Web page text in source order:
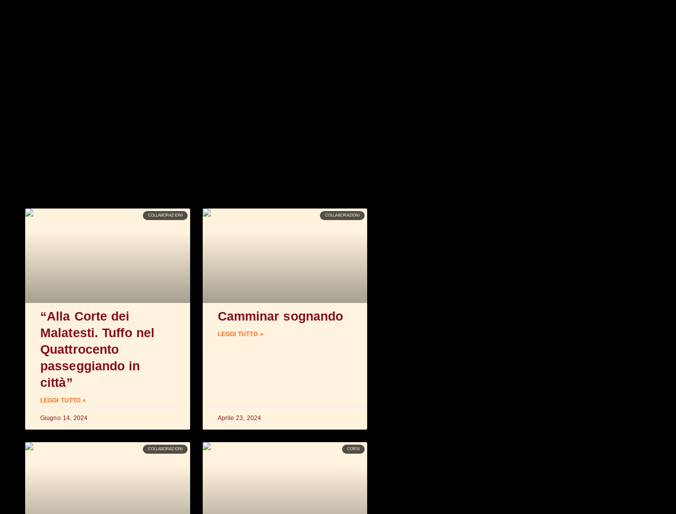
COLLABORAZIONI
“Alla Corte dei
Malatesti. Tuffo nel
Quattrocento
passeggiando in
città”
LEGGI TUTTO »
Giugno 14, 2024
COLLABORAZIONI
Camminar sognando
LEGGI TUTTO »
Aprile 23, 2024
COLLABORAZIONI CORSI